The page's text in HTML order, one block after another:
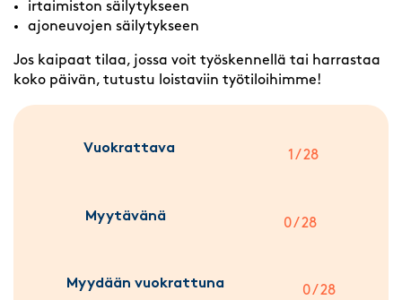
irtaimiston säilytykseen
ajoneuvojen säilytykseen
Jos kaipaat tilaa, jossa voit työskennellä tai harrastaa
koko päivän, tutustu loistaviin työtiloihimme!
Vuokrattava 1 / 28
Myytävänä 0 / 28
Myydään vuokrattuna 0 / 28